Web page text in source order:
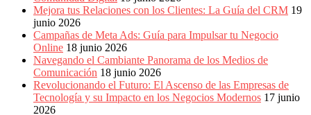
Mejora tus Relaciones con los Clientes: La Guía del CRM 19
junio 2026
Campañas de Meta Ads: Guía para Impulsar tu Negocio
Online 18 junio 2026
Navegando el Cambiante Panorama de los Medios de
Comunicación 18 junio 2026
Revolucionando el Futuro: El Ascenso de las Empresas de
Tecnología y su Impacto en los Negocios Modernos 17 junio
2026